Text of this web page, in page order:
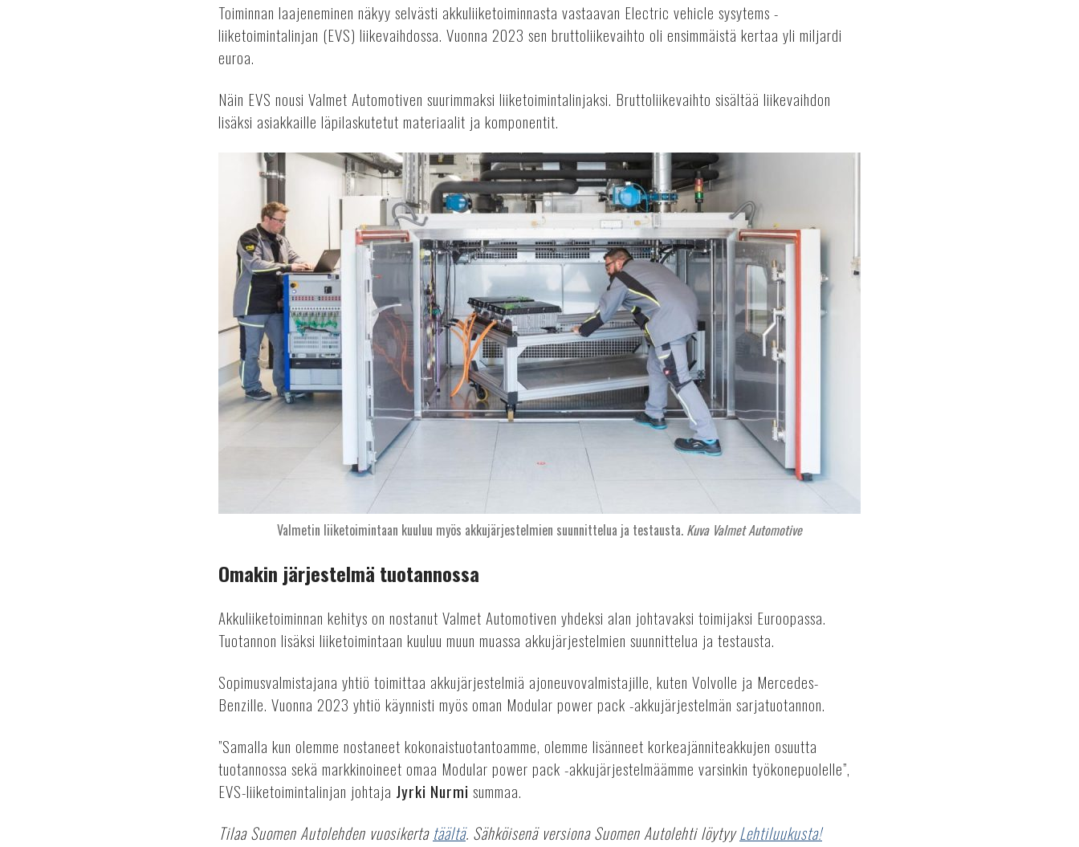
Toiminnan laajeneminen näkyy selvästi akkuliiketoiminnasta vastaavan Electric vehicle sysytems -
liiketoimintalinjan (EVS) liikevaihdossa. Vuonna 2023 sen bruttoliikevaihto oli ensimmäistä kertaa yli miljardi
euroa.
Näin EVS nousi Valmet Automotiven suurimmaksi liiketoimintalinjaksi. Bruttoliikevaihto sisältää liikevaihdon
lisäksi asiakkaille läpilaskutetut materiaalit ja komponentit.
Valmetin liiketoimintaan kuuluu myös akkujärjestelmien suunnittelua ja testausta. Kuva Valmet Automotive
Omakin järjestelmä tuotannossa
Akkuliiketoiminnan kehitys on nostanut Valmet Automotiven yhdeksi alan johtavaksi toimijaksi Euroopassa.
Tuotannon lisäksi liiketoimintaan kuuluu muun muassa akkujärjestelmien suunnittelua ja testausta.
Sopimusvalmistajana yhtiö toimittaa akkujärjestelmiä ajoneuvovalmistajille, kuten Volvolle ja Mercedes-
Benzille. Vuonna 2023 yhtiö käynnisti myös oman Modular power pack -akkujärjestelmän sarjatuotannon.
”Samalla kun olemme nostaneet kokonaistuotantoamme, olemme lisänneet korkeajänniteakkujen osuutta
tuotannossa sekä markkinoineet omaa Modular power pack -akkujärjestelmäämme varsinkin työkonepuolelle”,
EVS-liiketoimintalinjan johtaja Jyrki Nurmi summaa.
Tilaa Suomen Autolehden vuosikerta täältä. Sähköisenä versiona Suomen Autolehti löytyyLehtiluukusta!